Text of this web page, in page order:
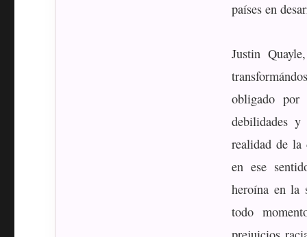
países en
Justin
obligado por
debilidades y
realidad de la
en ese
heroína en la
todo